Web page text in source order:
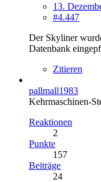
13.
#4.447
Der Skyliner
Datenbank
Zitieren
pallmall1983
Kehrmaschinen-
Reaktionen
2
Punkte
157
Beiträge
24